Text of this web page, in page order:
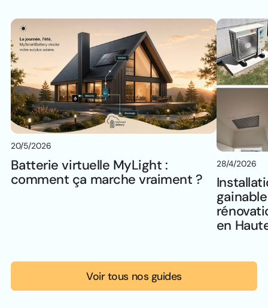
20/5/2026
Batterie virtuelle MyLight :
comment ça marche vraiment ?
28/4/2026
en
Voir tous nos guides